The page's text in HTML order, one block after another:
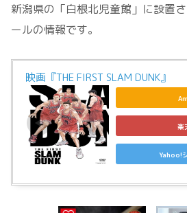
新潟県の「白根北児童館」に設置
ールの情報です。
映画『THE FIRST SLAM DUNK』
楽
Yahoo!